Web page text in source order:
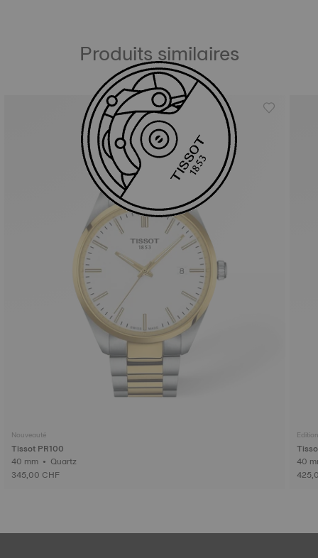
Produits similaires
Nouveauté
Tissot PR100
40 mm • Quartz
345,00 CHF